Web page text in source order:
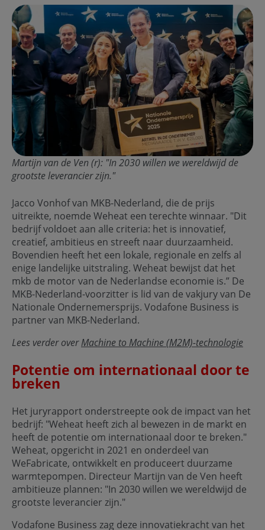
Martijn van de Ven (r): "In 2030 willen we wereldwijd de
grootste leverancier zijn."
Jacco Vonhof van MKB-Nederland, die de prijs
uitreikte, noemde Weheat een terechte winnaar. "Dit
bedrijf voldoet aan alle criteria: het is innovatief,
creatief, ambitieus en streeft naar duurzaamheid.
Bovendien heeft het een lokale, regionale en zelfs al
enige landelijke uitstraling. Weheat bewijst dat het
mkb de motor van de Nederlandse economie is.” De
MKB-Nederland-voorzitter is lid van de vakjury van De
Nationale Ondernemersprijs. Vodafone Business is
partner van MKB-Nederland.
Lees verder overMachine to Machine (M2M)-technologie
Potentie om internationaal door te
breken
Het juryrapport onderstreepte ook de impact van het
bedrijf: "Weheat heeft zich al bewezen in de markt en
heeft de potentie om internationaal door te breken."
Weheat, opgericht in 2021 en onderdeel van
WeFabricate, ontwikkelt en produceert duurzame
warmtepompen. Directeur Martijn van de Ven heeft
ambitieuze plannen: "In 2030 willen we wereldwijd de
grootste leverancier zijn."
Vodafone Business zag deze innovatiekracht van het